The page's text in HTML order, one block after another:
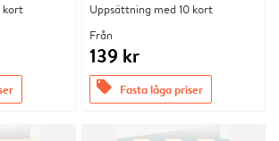
kort
Uppsättning med 10 kort
Från
139 kr
offers Fasta låga priser